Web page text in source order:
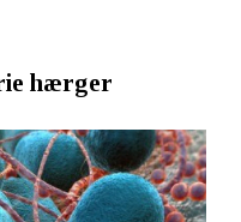
hærger